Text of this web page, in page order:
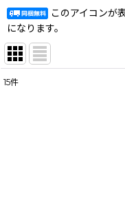
このアイコンが
になります。
15件